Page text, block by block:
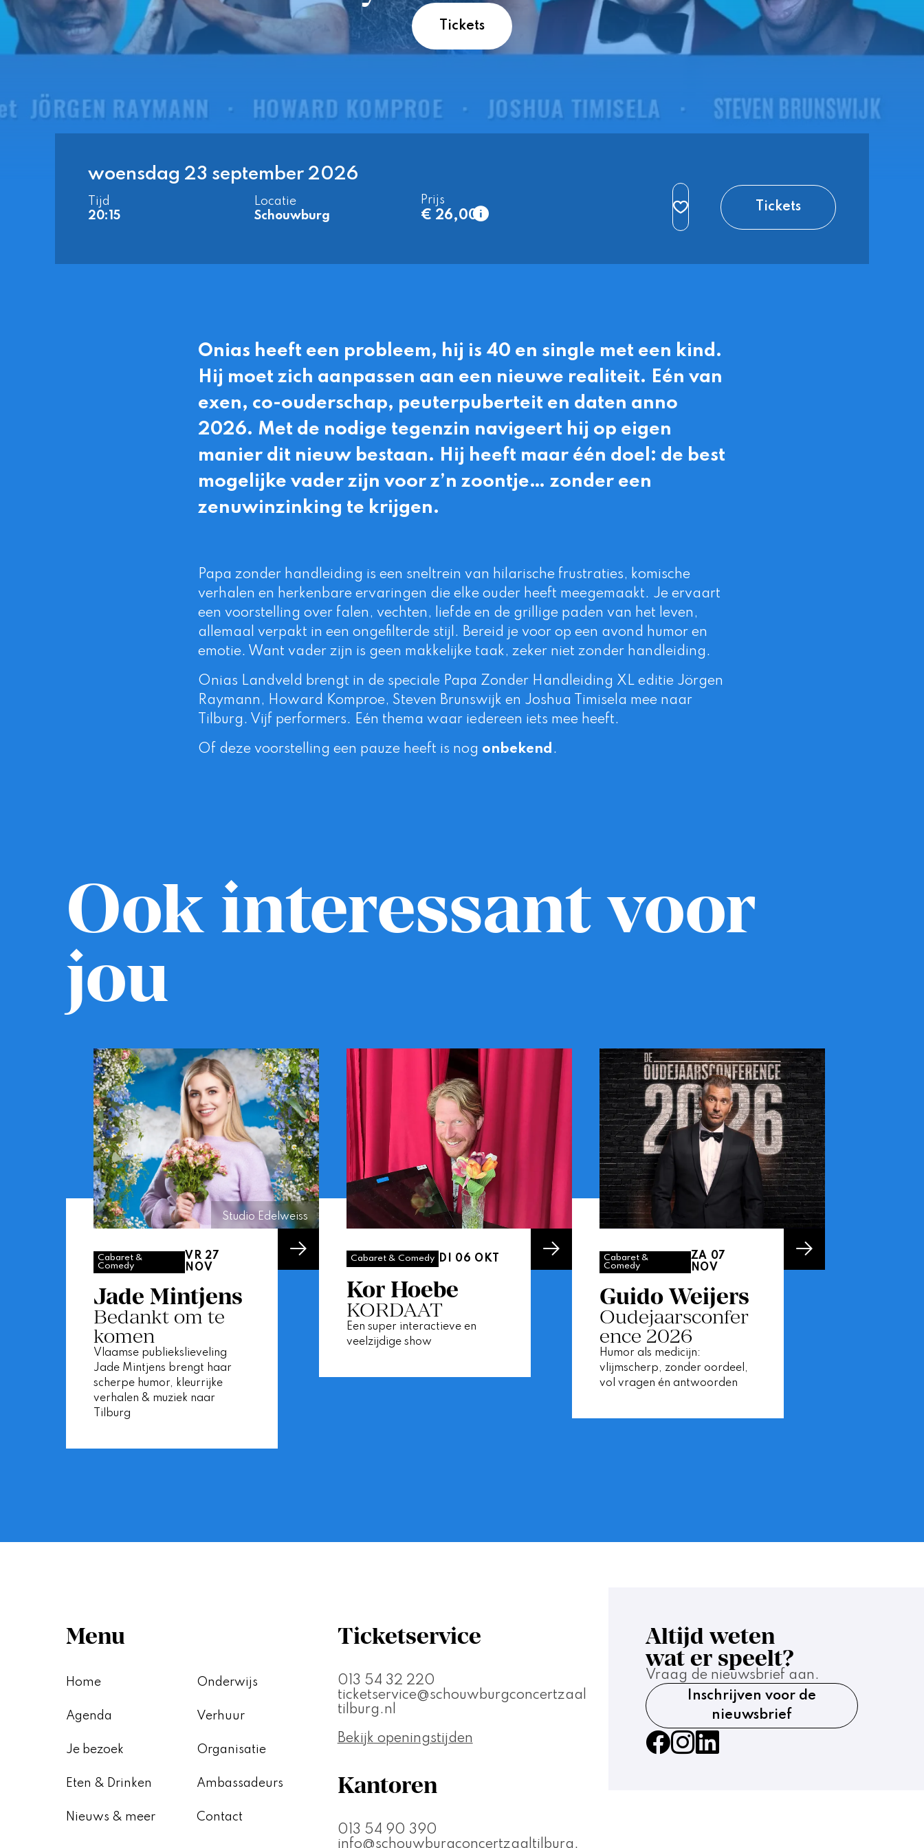
Tickets
woensdag 23 september 2026
Tijd
20:15
Locatie
Schouwburg
Prijs
€ 26,00
Tickets
Onias heeft een probleem, hij is 40 en single met een kind.
Hij moet zich aanpassen aan een nieuwe realiteit. Eén van
exen, co-ouderschap, peuterpuberteit en daten anno
2026. Met de nodige tegenzin navigeert hij op eigen
manier dit nieuw bestaan. Hij heeft maar één doel: de best
mogelijke vader zijn voor z’n zoontje… zonder een
zenuwinzinking te krijgen.
Papa zonder handleiding is een sneltrein van hilarische frustraties, komische
verhalen en herkenbare ervaringen die elke ouder heeft meegemaakt. Je ervaart
een voorstelling over falen, vechten, liefde en de grillige paden van het leven,
allemaal verpakt in een ongefilterde stijl. Bereid je voor op een avond humor en
emotie. Want vader zijn is geen makkelijke taak, zeker niet zonder handleiding.
Onias Landveld brengt in de speciale Papa Zonder Handleiding XL editie Jörgen
Raymann, Howard Komproe, Steven Brunswijk en Joshua Timisela mee naar
Tilburg. Vijf performers. Eén thema waar iedereen iets mee heeft.
Of deze voorstelling een pauze heeft is nog onbekend .
Ook interessant voor
jou
Cabaret &
Comedy
VR 27
NOV
Jade Mintjens
Bedankt om te
komen
Vlaamse publiekslieveling
Jade Mintjens brengt haar
scherpe humor, kleurrijke
verhalen & muziek naar
Tilburg
Studio Edelweiss
Cabaret & Comedy DI 06 OKT
Kor Hoebe
KORDAAT
Een super interactieve en
veelzijdige show
Cabaret &
Comedy
ZA 07
NOV
Guido Weijers
Oudejaarsconfer
ence 2026
Humor als medicijn:
vlijmscherp, zonder oordeel,
vol vragen én antwoorden
Menu
Home
Agenda
Je bezoek
Eten & Drinken
Nieuws & meer
Onderwijs
Verhuur
Organisatie
Ambassadeurs
Contact
Ticketservice
013 54 32 220
ticketservice@schouwburgconcertzaal
tilburg.nl
Bekijk openingstijden
Kantoren
013 54 90 390
info@schouwburgconcertzaaltilburg.
Altijd weten
wat er speelt?
Vraag de nieuwsbrief aan.
Inschrijven voor de
nieuwsbrief